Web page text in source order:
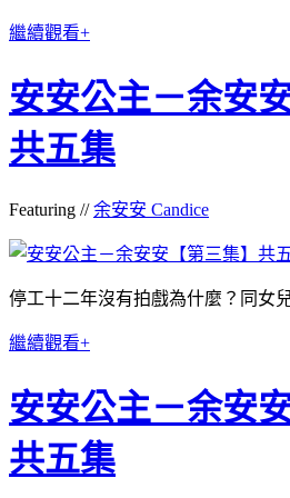
繼續觀看+
安安公主－余安
共五集
Featuring //余安安 Candice
停工十二年沒有拍戲為什麼？同女
繼續觀看+
安安公主－余安
共五集